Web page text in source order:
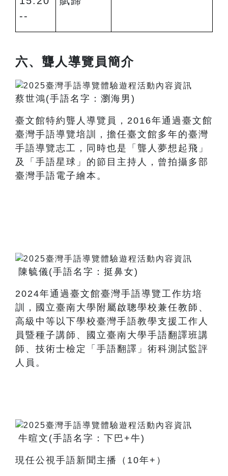
--
六、聾人導覽員簡介
蔡世鴻(手語名字：瀏海男 )
臺文館特約聾人導覽員，2016年通過臺文館
臺灣手語導覽培訓，擔任臺文館多年的臺灣
手語導覽志工，同時也是「聾人夢想起飛」
及「手語星球」的節目主持人，曾拍攝多部
臺灣手語電子繪本。
陳毓儀(手語名字：挺鼻女)
2024年通過臺文館臺灣手語導覽工作坊培
訓，國立臺南大學附屬啟聰學校兼任教師、
高級中等以下學校臺灣手語教學支援工作人
員暨種子講師、國立臺南大學手語翻譯班講
師、技術士檢定「手語翻譯」術科測試監評
人員。
牛暄文(手語名字：下巴+牛)
現任公視手語新聞主播（10年+）